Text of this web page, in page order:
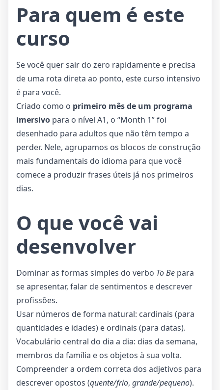
Para quem é este
curso
Se você quer sair do zero rapidamente e precisa
de uma rota direta ao ponto, este curso intensivo
é para você.
Criado como o primeiro mês de um programa
imersivo para o nível A1, o “Month 1” foi
desenhado para adultos que não têm tempo a
perder. Nele, agrupamos os blocos de construção
mais fundamentais do idioma para que você
comece a produzir frases úteis já nos primeiros
dias.
O que você vai
desenvolver
Dominar as formas simples do verbo To Be para
se apresentar, falar de sentimentos e descrever
profissões.
Usar números de forma natural: cardinais (para
quantidades e idades) e ordinais (para datas).
Vocabulário central do dia a dia: dias da semana,
membros da família e os objetos à sua volta.
Compreender a ordem correta dos adjetivos para
descrever opostos (quente/frio, grande/pequeno).